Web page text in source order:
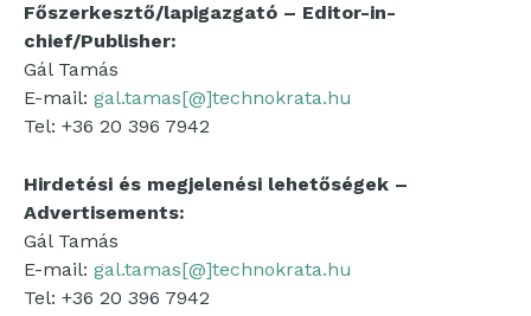
Főszerkesztő/lapigazgató – Editor-in-
chief/Publisher:
Gál Tamás
E-mail: gal.tamas[@]technokrata.hu
Tel: +36 20 396 7942
Hirdetési és megjelenési lehetőségek –
Advertisements:
Gál Tamás
E-mail: gal.tamas[@]technokrata.hu
Tel: +36 20 396 7942